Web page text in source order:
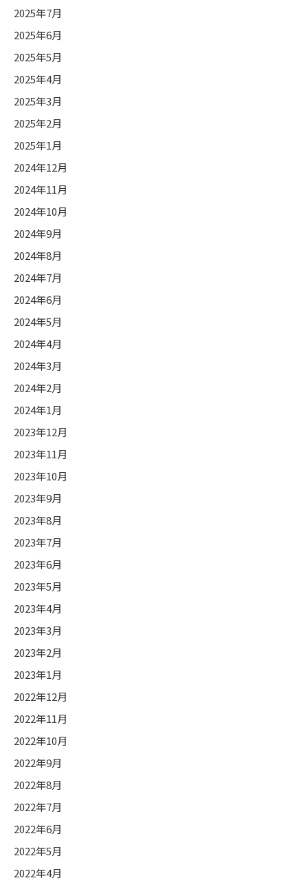
2025年7月
2025年6月
2025年5月
2025年4月
2025年3月
2025年2月
2025年1月
2024年12月
2024年11月
2024年10月
2024年9月
2024年8月
2024年7月
2024年6月
2024年5月
2024年4月
2024年3月
2024年2月
2024年1月
2023年12月
2023年11月
2023年10月
2023年9月
2023年8月
2023年7月
2023年6月
2023年5月
2023年4月
2023年3月
2023年2月
2023年1月
2022年12月
2022年11月
2022年10月
2022年9月
2022年8月
2022年7月
2022年6月
2022年5月
2022年4月